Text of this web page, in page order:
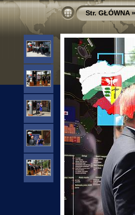
Str. GŁÓWNA